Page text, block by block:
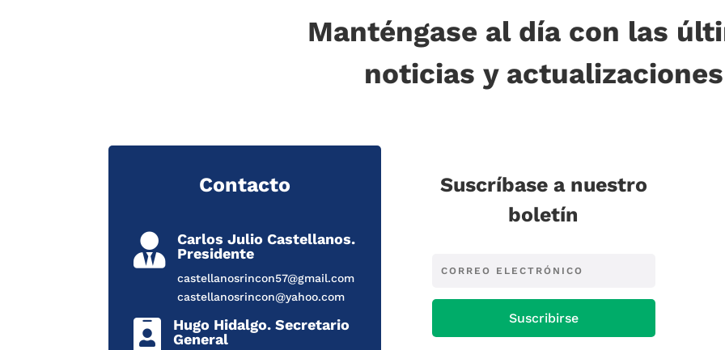
Manténgase al día con las
noticias y actualizaciones
Contacto

Carlos Julio Castellanos.
Presidente
castellanosrincon57@gmail.com
castellanosrincon@yahoo.com

Hugo Hidalgo. Secretario
General
Suscríbase a nuestro
boletín
Suscribirse